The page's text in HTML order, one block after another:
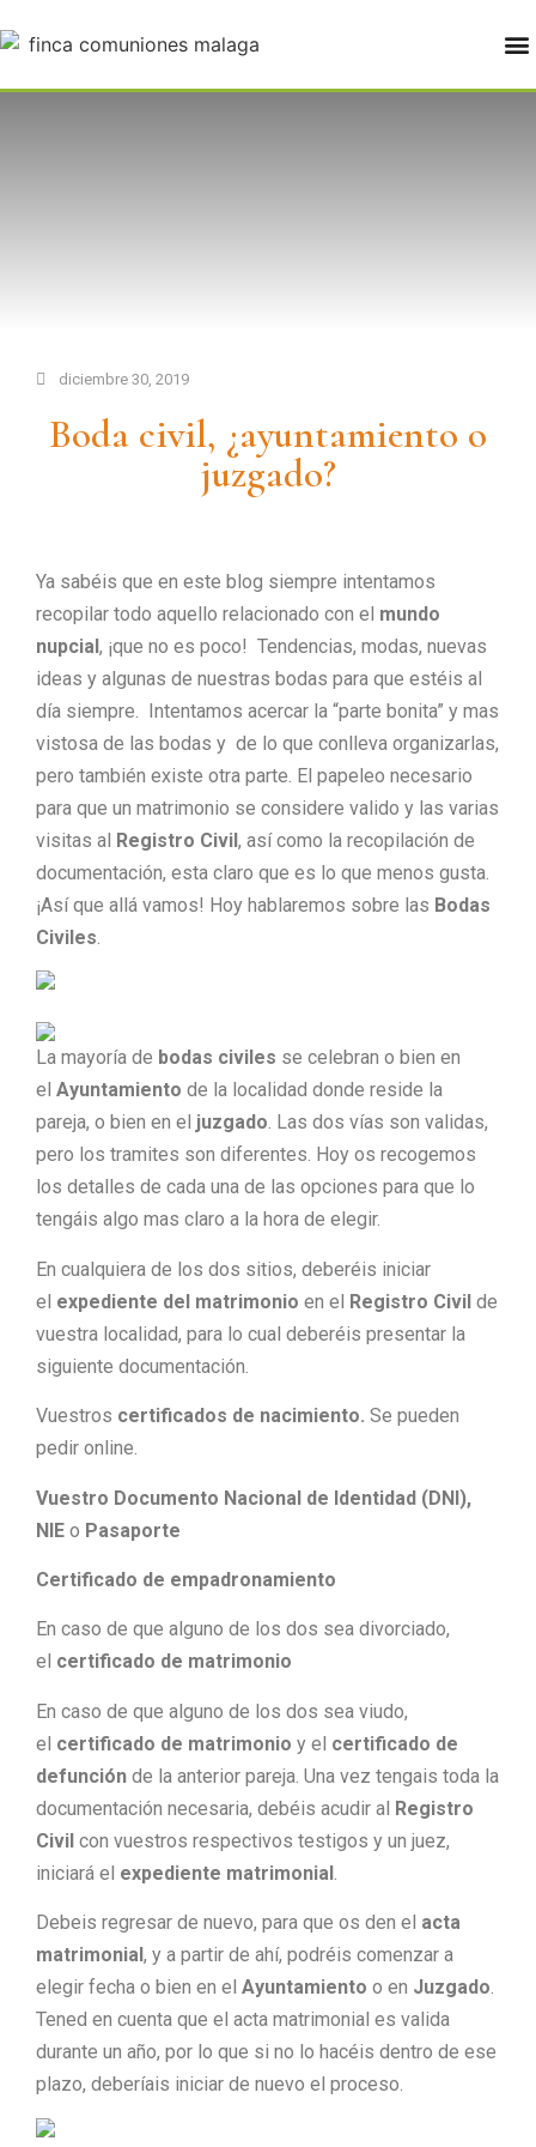
diciembre 30, 2019
Boda civil, ¿ayuntamiento o
juzgado?
Ya sabéis que en este blog siempre intentamos
recopilar todo aquello relacionado con el mundo
nupcial, ¡que no es poco! Tendencias, modas, nuevas
ideas y algunas de nuestras bodas para que estéis al
día siempre. Intentamos acercar la “parte bonita” y mas
vistosa de las bodas y de lo que conlleva organizarlas,
pero también existe otra parte. El papeleo necesario
para que un matrimonio se considere valido y las varias
visitas al Registro Civil, así como la recopilación de
documentación, esta claro que es lo que menos gusta.
¡Así que allá vamos! Hoy hablaremos sobre las Bodas
Civiles.
La mayoría de bodas civiles se celebran o bien en
el Ayuntamiento de la localidad donde reside la
pareja, o bien en el juzgado. Las dos vías son validas,
pero los tramites son diferentes. Hoy os recogemos
los detalles de cada una de las opciones para que lo
tengáis algo mas claro a la hora de elegir.
En cualquiera de los dos sitios, deberéis iniciar
el expediente del matrimonio en el Registro Civil de
vuestra localidad, para lo cual deberéis presentar la
siguiente documentación.
Vuestros certificados de nacimiento. Se pueden
pedir online.
Vuestro Documento Nacional de Identidad (DNI),
NIE o Pasaporte
Certificado de empadronamiento
En caso de que alguno de los dos sea divorciado,
el certificado de matrimonio
En caso de que alguno de los dos sea viudo,
el certificado de matrimonio y el certificado de
defunción de la anterior pareja. Una vez tengais toda la
documentación necesaria, debéis acudir al Registro
Civil con vuestros respectivos testigos y un juez,
iniciará el expediente matrimonial
Debeis regresar de nuevo, para que os den el acta
matrimonial, y a partir de ahí, podréis comenzar a
elegir fecha o bien en el Ayuntamiento o en Juzgado.
Tened en cuenta que el acta matrimonial es valida
durante un año, por lo que si no lo hacéis dentro de ese
plazo, deberíais iniciar de nuevo el proceso.